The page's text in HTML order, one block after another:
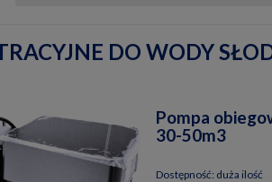
DO WODY
Pompa
30-50m3
Dostępność: duża ilość